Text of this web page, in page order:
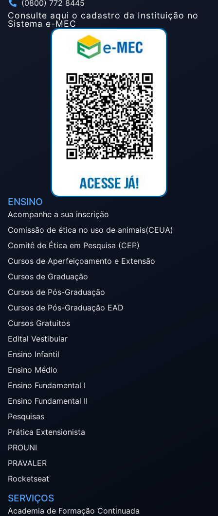
(0800) 772 8445
Consulte aqui o cadastro da Instituição no
Sistema e-MEC
ENSINO
Acompanhe a sua inscrição
Comissão de ética no uso de animais(CEUA)
Comitê de Ética em Pesquisa (CEP)
Cursos de Aperfeiçoamento e Extensão
Cursos de Graduação
Cursos de Pós-Graduação
Cursos de Pós-Graduação EAD
Cursos Gratuitos
Edital Vestibular
Ensino Infantil
Ensino Médio
Ensino Fundamental I
Ensino Fundamental II
Pesquisas
Prática Extensionista
PROUNI
PRAVALER
Rocketseat
SERVIÇOS
Academia de Formação Continuada